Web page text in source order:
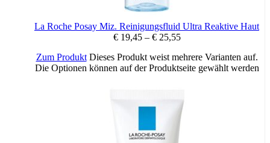
La Roche Posay Miz. Reinigungsfluid Ultra Reaktive Haut
€19,45– €25,55
Zum Produkt Dieses Produkt weist mehrere Varianten auf.
Die Optionen können auf der Produktseite gewählt werden